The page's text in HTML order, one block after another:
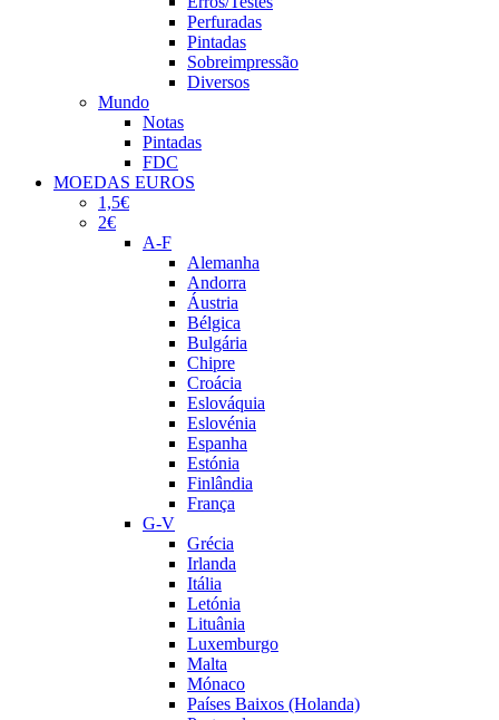
Perfuradas
Pintadas
Sobreimpressão
Diversos
Mundo
Notas
Pintadas
FDC
MOEDAS EUROS
1,5€
2€
A-F
Alemanha
Andorra
Áustria
Bélgica
Bulgária
Chipre
Croácia
Eslováquia
Eslovénia
Espanha
Estónia
Finlândia
França
G-V
Grécia
Irlanda
Itália
Letónia
Lituânia
Luxemburgo
Malta
Mónaco
Países Baixos (Holanda)